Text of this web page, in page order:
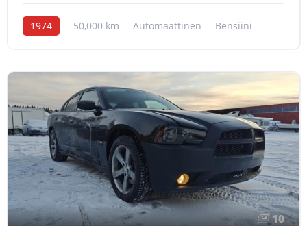
1974 50,000 km Automaattinen Bensiini
10